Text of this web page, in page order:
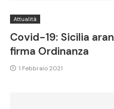
Attualità
Covid-19: Sicilia
firma Ordinanza
1 Febbraio 2021